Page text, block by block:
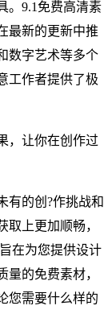
。9.1免费高清素
最新的更新中推
数字艺术等多个
工作者提供了极
，让你在创作过
有的创?作挑战和
上更加顺畅，
在为您提供设计
的免费素材，
您需要什么样的